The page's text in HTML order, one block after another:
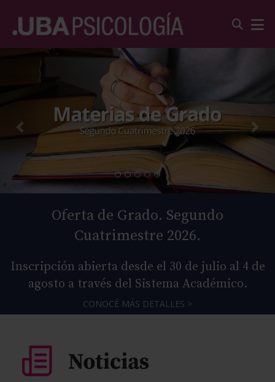
Oferta de Grado. Segundo
Cuatrimestre 2026.
Inscripción abierta desde el 30 de julio al 4 de
agosto a través del Sistema Académico.
CONOCÉ MÁS DETALLES >